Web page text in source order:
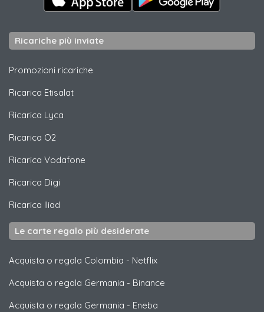
Ricariche più inviate
Promozioni ricariche
Ricarica Etisalat
Ricarica Lyca
Ricarica O2
Ricarica Vodafone
Ricarica Digi
Ricarica Iliad
Le carte regalo più desiderate
Acquista o regala Colombia - Netflix
Acquista o regala Germania - Binance
Acquista o regala Germania - Eneba